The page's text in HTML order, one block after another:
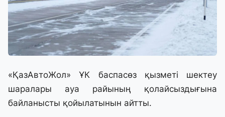
«ҚазАвтоЖол» ҰК баспасөз қызметі шектеу
шаралары ауа райының қолайсыздығына
байланысты қойылатынын айтты.